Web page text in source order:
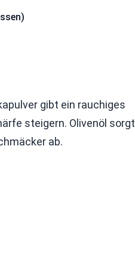
gibt ein rauchiges
steigern. Olivenöl sorgt
ab.